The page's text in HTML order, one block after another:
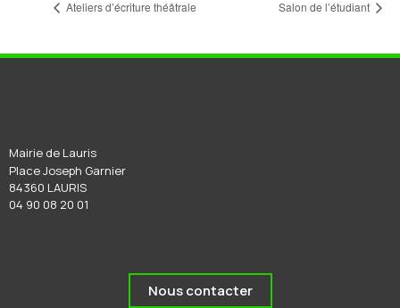
Ateliers d’écriture théâtrale Salon de l’étudiant
Mairie de Lauris
Place Joseph Garnier
84360 LAURIS
04 90 08 20 01
Nous contacter